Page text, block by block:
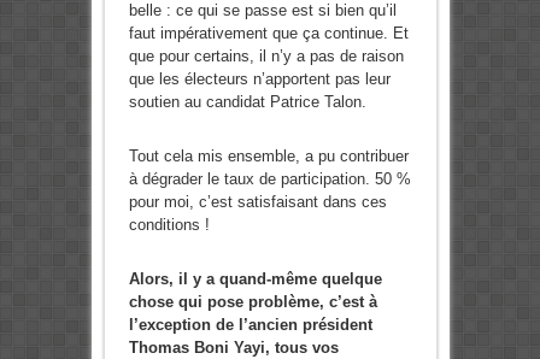
belle : ce qui se passe est si bien qu’il
faut impérativement que ça continue. Et
que pour certains, il n’y a pas de raison
que les électeurs n’apportent pas leur
soutien au candidat Patrice Talon.
Tout cela mis ensemble, a pu contribuer
à dégrader le taux de participation. 50 %
pour moi, c’est satisfaisant dans ces
conditions !
Alors, il y a quand-même quelque
chose qui pose problème, c’est à
l’exception de l’ancien président
Thomas Boni Yayi, tous vos